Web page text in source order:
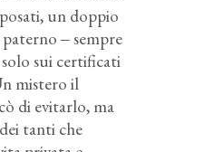
un doppio
‒ sempre
solo sui certificati
mistero il
di evitarlo, ma
tanti che